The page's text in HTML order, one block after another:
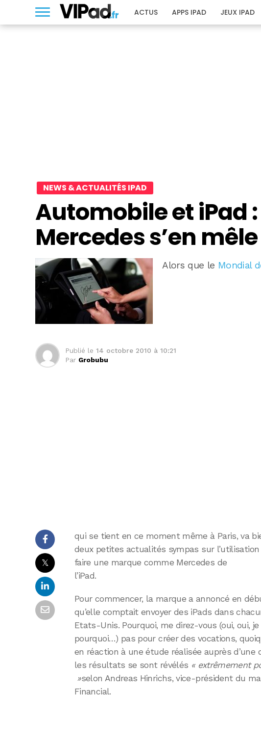
ACTUS APPS IPAD JEUX IPAD
NEWS & ACTUALITÉS IPAD
Automobile et iPad
Mercedes s’en
Alors que le Mondial
Publié le 14 octobre 2010 à 10:21
Par Grobubu
𝕏
qui se tient en ce moment même à Paris, va
deux petites actualités sympas sur
faire une marque comme Mercedes de
l’iPad.
Pour commencer, la marque a annoncé en
qu’elle comptait envoyer des iPads dans
Etats-Unis. Pourquoi, me direz-vous (oui, oui,
pourquoi…) pas pour créer des vocations,
en réaction à une étude réalisée auprès
les résultats se sont révélés « extrêmement
»selon Andreas Hinrichs, vice-président du
Financial.